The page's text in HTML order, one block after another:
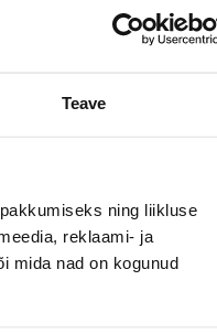
Teave
ning liikluse
reklaami- ja
mida nad on kogunud